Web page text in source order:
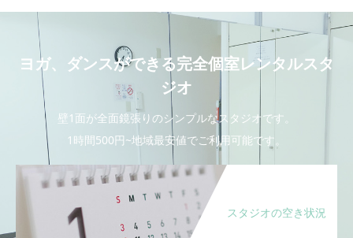
ヨガ、ダンスができる完全個室レンタルスタ
ジオ
壁1面が全面鏡張りのシンプルなスタジオです。
1時間500円~地域最安値でご利用可能です。
スタジオの空き状況